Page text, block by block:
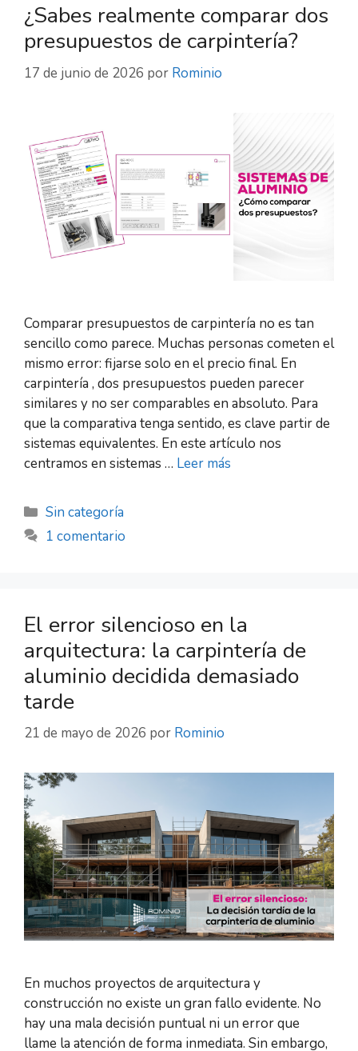
¿Sabes realmente comparar dos
presupuestos de carpintería?
17 de junio de 2026 por Rominio
Comparar presupuestos de carpintería no es tan
sencillo como parece. Muchas personas cometen el
mismo error: fijarse solo en el precio final. En
carpintería , dos presupuestos pueden parecer
similares y no ser comparables en absoluto. Para
que la comparativa tenga sentido, es clave partir de
sistemas equivalentes. En este artículo nos
centramos en sistemas … Leer más
Sin categoría
1 comentario
El error silencioso en la
arquitectura: la carpintería de
aluminio decidida demasiado
tarde
21 de mayo de 2026 por Rominio
En muchos proyectos de arquitectura y
construcción no existe un gran fallo evidente. No
hay una mala decisión puntual ni un error que
llame la atención de forma inmediata. Sin embargo,